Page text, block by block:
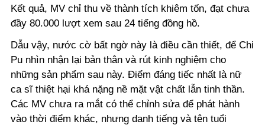
Kết quả, MV chỉ thu về thành tích khiêm tốn, đạt chưa
đầy 80.000 lượt xem sau 24 tiếng đồng hồ.
Dẫu vậy, nước cờ bất ngờ này là điều cần thiết, để Chi
Pu nhìn nhận lại bản thân và rút kinh nghiệm cho
những sản phẩm sau này. Điểm đáng tiếc nhất là nữ
ca sĩ thiệt hại khá nặng nề mặt vật chất lẫn tinh thần.
Các MV chưa ra mắt có thể chỉnh sửa để phát hành
vào thời điểm khác, nhưng danh tiếng và tên tuổi